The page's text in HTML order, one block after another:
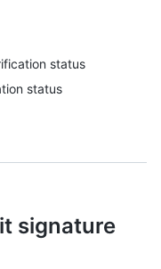
status
status
signature